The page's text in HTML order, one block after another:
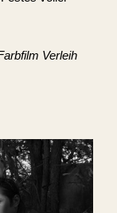
Verleih